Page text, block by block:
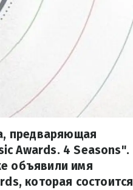
предваряющая
Awards. 4 Seasons".
объявили имя
которая состоится